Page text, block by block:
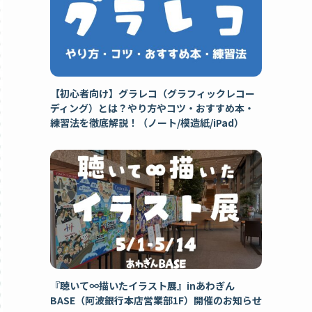
【初心者向け】グラレコ（グラフィックレコー
ディング）とは？やり方やコツ・おすすめ本・
練習法を徹底解説！（ノート/模造紙/iPad）
『聴いて∞描いたイラスト展』inあわぎん
BASE（阿波銀行本店営業部1F）開催のお知らせ